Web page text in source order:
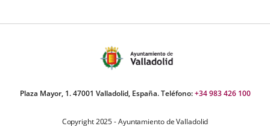
Plaza Mayor, 1. 47001 Valladolid, España. Teléfono:+34 983 426 100
Copyright 2025 - Ayuntamiento de Valladolid